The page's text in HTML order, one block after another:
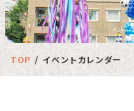
TOP イベントカレンダー